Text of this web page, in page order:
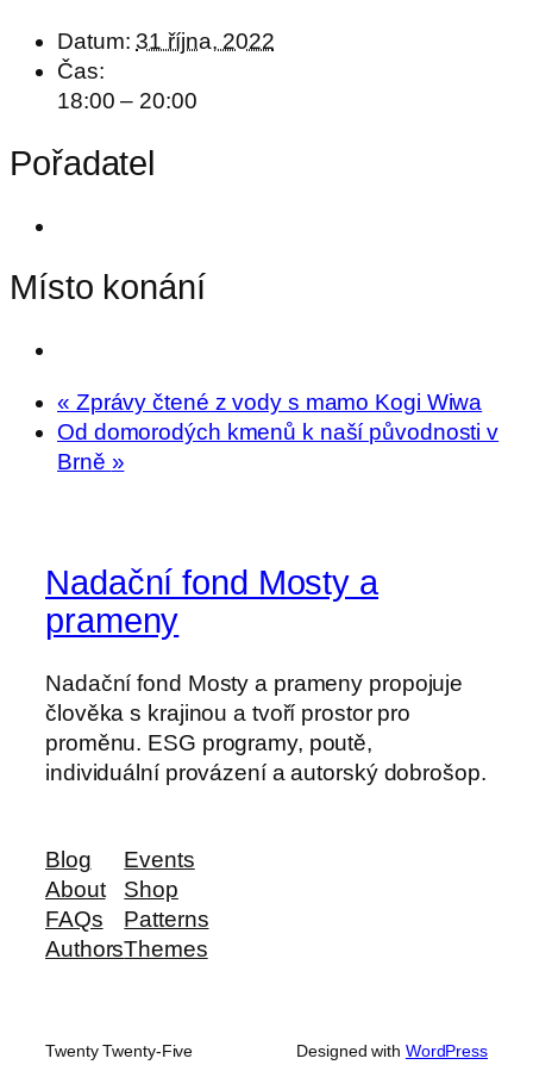
Datum: 31 října, 2022
Čas:
18:00 – 20:00
Pořadatel
Místo konání
« Zprávy čtené z vody s mamo Kogi Wiwa
Od domorodých kmenů k naší původnosti v
Brně »
Nadační fond Mosty a
prameny
Nadační fond Mosty a prameny propojuje
člověka s krajinou a tvoří prostor pro
proměnu. ESG programy, poutě,
individuální provázení a autorský dobrošop.
Blog
About
FAQs
Authors
Events
Shop
Patterns
Themes
Twenty Twenty-Five Designed with WordPress